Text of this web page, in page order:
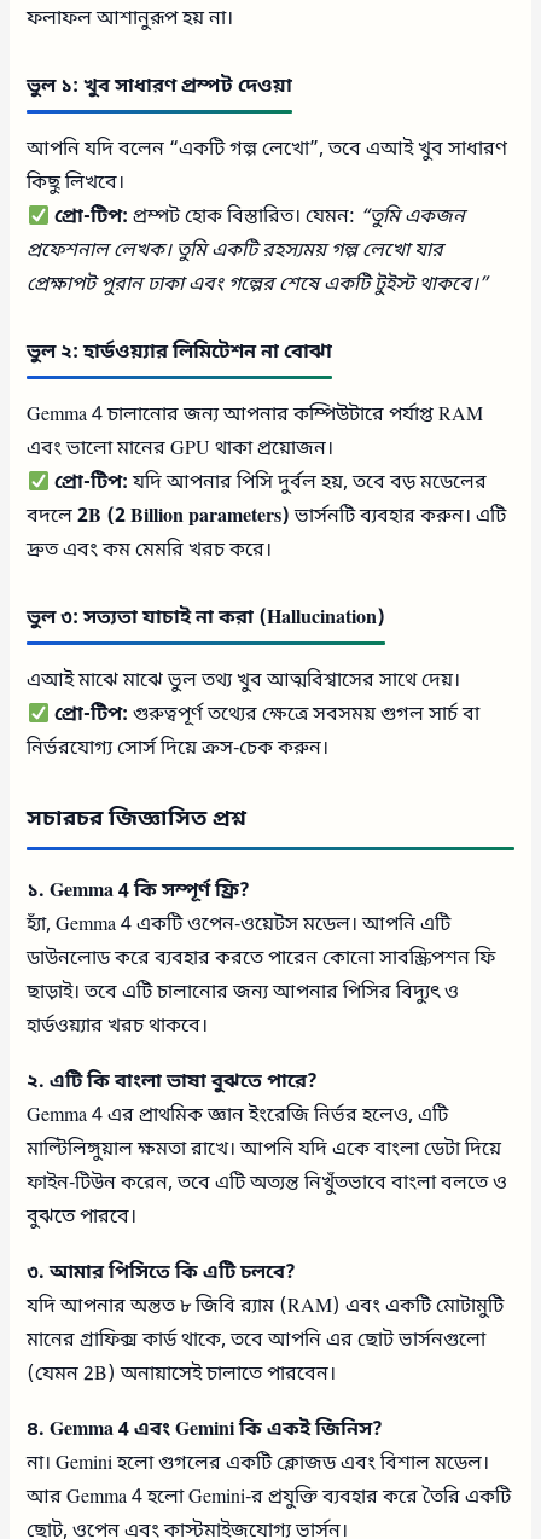
ফলাফল আশানুরূপ হয় না।
ভুল ১: খুব সাধারণ প্রম্পট দেওয়া
আপনি যদি বলেন “একটি গল্প লেখো”, তবে এআই খুব সাধারণ
কিছু লিখবে।
প্রো-টিপ: প্রম্পট হোক বিস্তারিত। যেমন: “তুমি একজন
প্রফেশনাল লেখক। তুমি একটি রহস্যময় গল্প লেখো যার
প্রেক্ষাপট পুরান ঢাকা এবং গল্পের শেষে একটি টুইস্ট থাকবে।”
ভুল ২: হার্ডওয়্যার লিমিটেশন না বোঝা
Gemma 4 চালানোর জন্য আপনার কম্পিউটারে পর্যাপ্ত RAM
এবং ভালো মানের GPU থাকা প্রয়োজন।
প্রো-টিপ:যদি আপনার পিসি দুর্বল হয়, তবে বড় মডেলের
বদলে2B (2 Billion parameters)ভার্সনটি ব্যবহার করুন। এটি
দ্রুত এবং কম মেমরি খরচ করে।
ভুল ৩: সত্যতা যাচাই না করা (Hallucination)
এআই মাঝে মাঝে ভুল তথ্য খুব আত্মবিশ্বাসের সাথে দেয়।
প্রো-টিপ: গুরুত্বপূর্ণ তথ্যের ক্ষেত্রে সবসময় গুগল সার্চ বা
নির্ভরযোগ্য সোর্স দিয়ে ক্রস-চেক করুন।
সচারচর জিজ্ঞাসিত প্রশ্ন
১. Gemma 4 কি সম্পূর্ণ ফ্রি?
হ্যাঁ, Gemma 4 একটি ওপেন-ওয়েটস মডেল। আপনি এটি
ডাউনলোড করে ব্যবহার করতে পারেন কোনো সাবস্ক্রিপশন ফি
ছাড়াই। তবে এটি চালানোর জন্য আপনার পিসির বিদ্যুৎ ও
হার্ডওয়্যার খরচ থাকবে।
২. এটি কি বাংলা ভাষা বুঝতে পারে?
Gemma 4 এর প্রাথমিক জ্ঞান ইংরেজি নির্ভর হলেও, এটি
মাল্টিলিঙ্গুয়াল ক্ষমতা রাখে। আপনি যদি একে বাংলা ডেটা দিয়ে
ফাইন-টিউন করেন, তবে এটি অত্যন্ত নিখুঁতভাবে বাংলা বলতে ও
বুঝতে পারবে।
৩. আমার পিসিতে কি এটি চলবে?
যদি আপনার অন্তত ৮ জিবি র‍্যাম (RAM) এবং একটি মোটামুটি
মানের গ্রাফিক্স কার্ড থাকে, তবে আপনি এর ছোট ভার্সনগুলো
(যেমন 2B) অনায়াসেই চালাতে পারবেন।
৪. Gemma 4 এবং Gemini কি একই জিনিস?
না। Gemini হলো গুগলের একটি ক্লোজড এবং বিশাল মডেল।
আর Gemma 4 হলো Gemini-র প্রযুক্তি ব্যবহার করে তৈরি একটি
ছোট, ওপেন এবং কাস্টমাইজযোগ্য ভার্সন।